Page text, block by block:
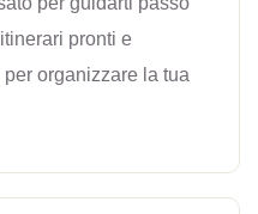
pronti e
organizzare la tua